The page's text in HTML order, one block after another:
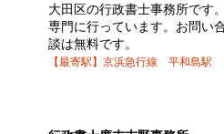
大田区の行政書士事務所です
専門に行っています。お問い
談は無料です。
【最寄駅】京浜急行線 平和島駅